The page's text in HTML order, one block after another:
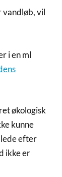
vil
i en ml
økologisk
kunne
efter
ikke er